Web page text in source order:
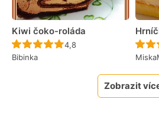
Kiwi čoko-roláda
Recept ještě nebyl
4,8
Bibinka
Zobrazit